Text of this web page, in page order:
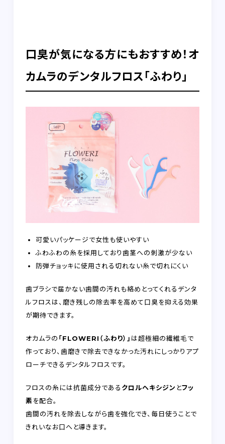
口臭が気になる方にもおすすめ！オ
カムラのデンタルフロス「ふわり」
可愛いパッケージで女性も使いやすい
ふわふわの糸を採用しており歯茎への刺激が少ない
防弾チョッキに使用される切れない糸で切れにくい
歯ブラシで届かない歯間の汚れも絡めとってくれるデンタ
ルフロスは、磨き残しの除去率を高めて口臭を抑える効果
が期待できます。
オカムラの 「FLOWERI（ふわり）」 は超極細の繊維毛で
作っており、歯磨きで除去できなかった汚れにしっかりアプ
ローチできるデンタルフロスです。
フロスの糸には抗菌成分である クロルヘキシジン とフッ
素を配合。
歯間の汚れを除去しながら歯を強化でき、毎日使うことで
きれいなお口へと導きます。